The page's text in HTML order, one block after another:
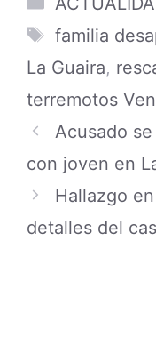
Tags
familia
La Guaira,
terremotos
Acusado
con joven en
Hallazgo
detalles del